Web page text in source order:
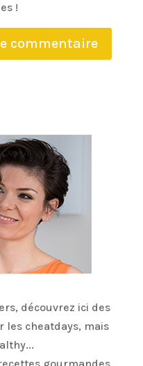
!
découvrez ici des
les cheatdays, mais
gourmandes